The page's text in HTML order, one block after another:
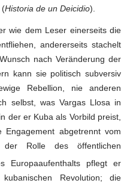
(Historia de un Deicidio).
wie dem Leser einerseits die
andererseits stachelt
nach Veränderung der
kann sie politisch subversiv
Rebellion, nie anderen
selbst, was Vargas Llosa in
der er Kuba als Vorbild preist,
abgetrennt vom
der Rolle des öffentlichen
Europaaufenthalts pflegt er
Revolution; die